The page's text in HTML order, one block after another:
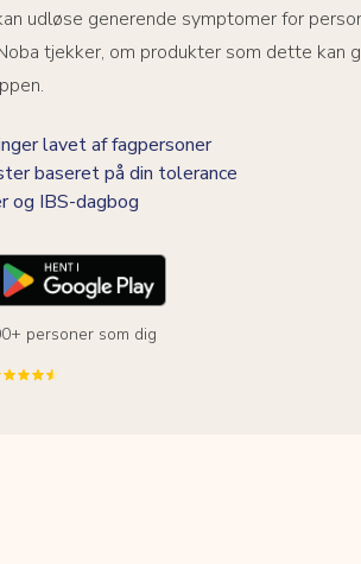
udløse generende symptomer for
tjekker, om produkter som dette kan
lavet af fagpersoner
baseret på din tolerance
og IBS-dagbog
personer som dig